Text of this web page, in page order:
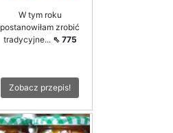
W tym roku
postanowiłam zrobić
tradycyjne... ⇖ 775
Zobacz przepis!